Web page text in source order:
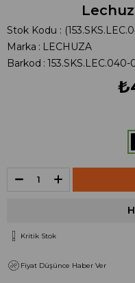
Stok Kodu
Marka : LECHUZA
Barkod : 153.SKS.LEC.040-
Kritik Stok
Fiyat Düşünce Haber Ver